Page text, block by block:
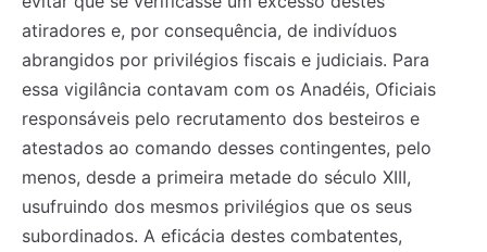
atiradores e, por consequência, de indivíduos
abrangidos por privilégios fiscais e judiciais. Para
essa vigilância contavam com os Anadéis, Oficiais
responsáveis pelo recrutamento dos besteiros e
atestados ao comando desses contingentes, pelo
menos, desde a primeira metade do século XIII,
usufruindo dos mesmos privilégios que os seus
subordinados. A eficácia destes combatentes,